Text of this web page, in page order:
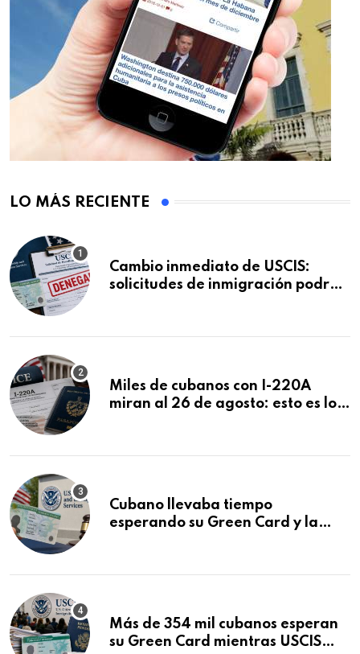
LO MÁS RECIENTE
Cambio inmediato de USCIS:
solicitudes de inmigración podrán
Miles de cubanos con I-220A
miran al 26 de agosto: esto es lo
Cubano llevaba tiempo
esperando su Green Card y la
Más de 354 mil cubanos esperan
su Green Card mientras USCIS